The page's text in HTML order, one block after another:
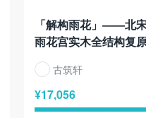
「解构雨花」——北
雨花宫实木全结构复
古筑轩
¥17,056